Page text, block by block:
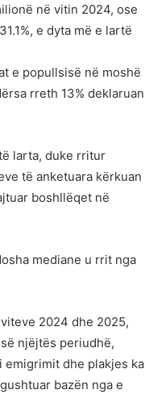
në vitin 2024, ose
e dyta më e lartë
e popullsisë në moshë
rreth 13% deklaruan
larta, duke rritur
të anketuara kërkuan
boshllëqet në
mediane u rrit nga
2024 dhe 2025,
njëjtës periudhë,
emigrimit dhe plakjes ka
bazën nga e